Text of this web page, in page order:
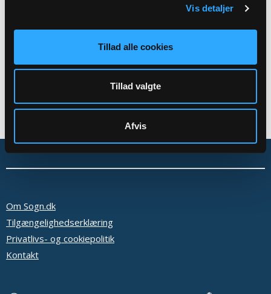
Vis detaljer
Tillad alle cookies
Tillad valgte
Afvis
Tilbage
Om Sogn.dk
Tilgængelighedserklæring
Privatlivs- og cookiepolitik
Kontakt